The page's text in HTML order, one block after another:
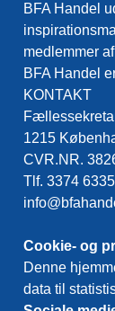
BFA Handel
medlemmer
BFA Handel
KONTAKT
1215
CVR.NR.
Tlf. 3374 6335
Cookie- og
Denne
data til